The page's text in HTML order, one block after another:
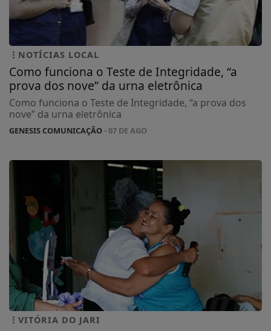
NOTÍCIAS LOCAL
Como funciona o Teste de Integridade, “a
prova dos nove” da urna eletrônica
Como funciona o Teste de Integridade, “a prova dos
nove” da urna eletrônica
GENESIS COMUNICAÇÃO- 07 DE AGO
VITÓRIA DO JARI